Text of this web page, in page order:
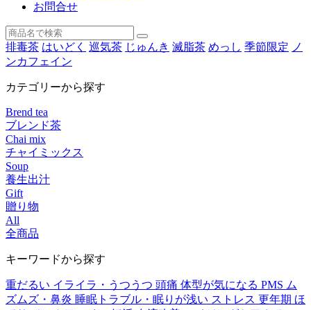
お問合せ
排毒茶 はいどく 巡気茶 じゅんき 滅脂茶 めっし 季節限定 ノ
ンカフェイン
カテゴリーから探す
Brend tea
ブレンド茶
Chai mix
チャイミックス
Soup
養生出汁
Gift
贈り物
All
全商品
キーワードから探す
重だるい イライラ・うつうつ 頭痛 体型が気になる PMS ム
ズムズ・鼻炎 睡眠トラブル・眠りが浅い ストレス 更年期 ほ